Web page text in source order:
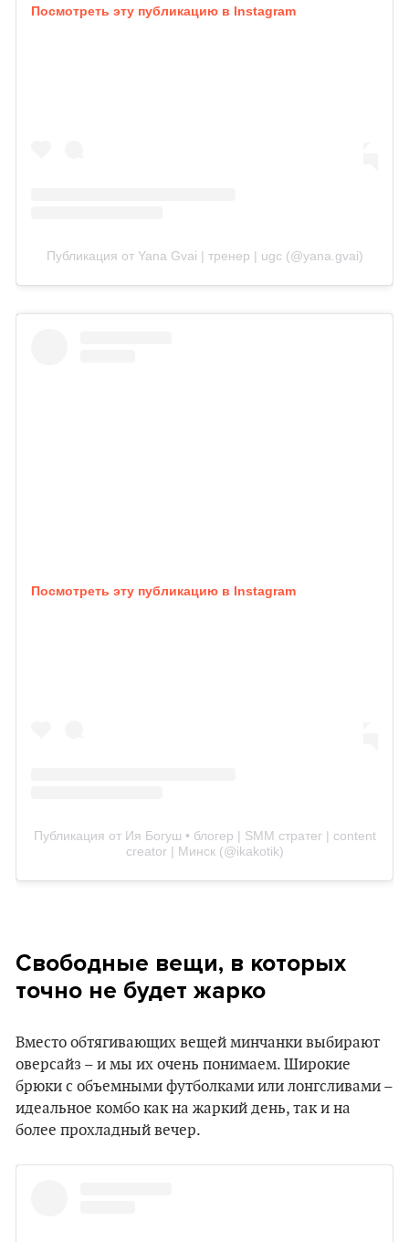
Посмотреть эту публикацию в Instagram
Публикация от Yana Gvai | тренер | ugc (@yana.gvai)
Посмотреть эту публикацию в Instagram
Публикация от Ия Богуш • блогер | SMM стратег | content
creator | Минск (@ikakotik)
Свободные вещи, в которых
точно не будет жарко
Вместо обтягивающих вещей минчанки выбирают
оверсайз – и мы их очень понимаем. Широкие
брюки с объемными футболками или лонгсливами –
идеальное комбо как на жаркий день, так и на
более прохладный вечер.